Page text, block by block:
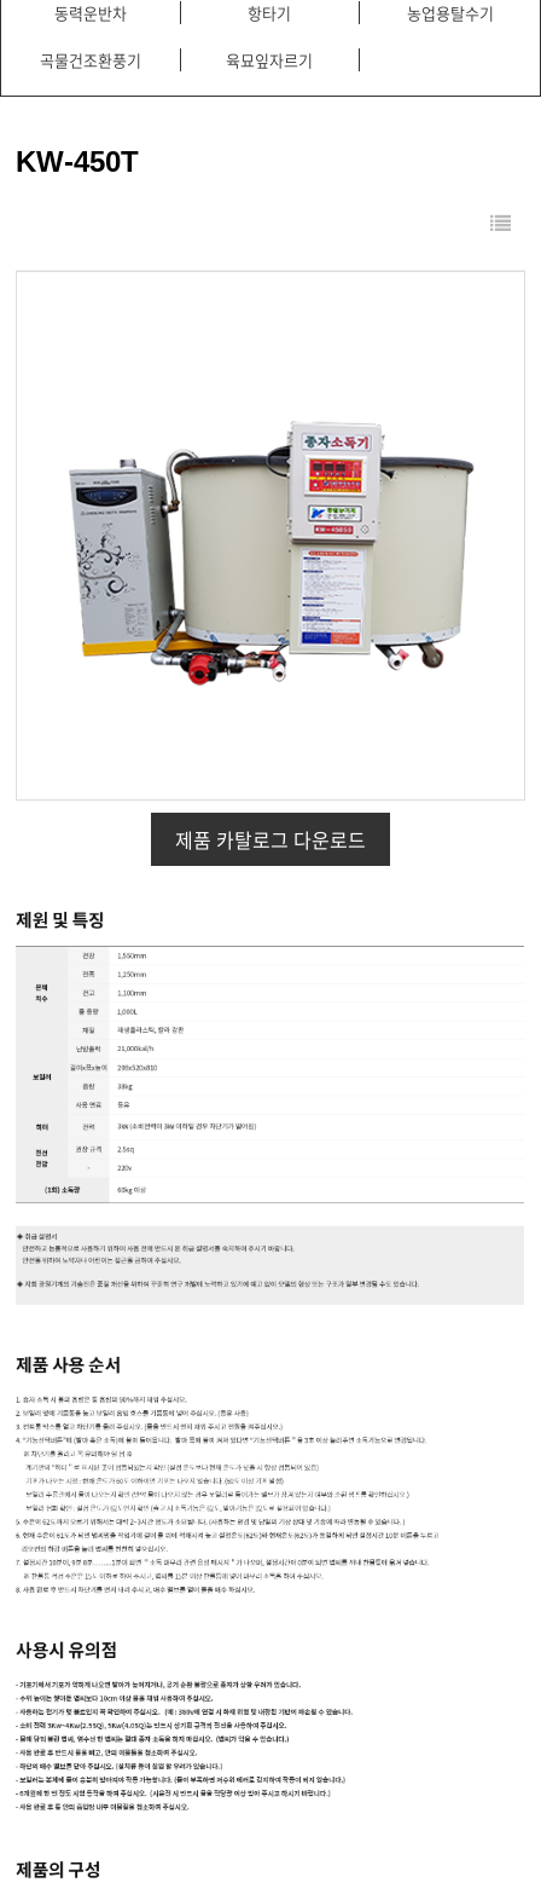
동력운반차 항타기 농업용탈수기
곡물건조환풍기 육묘잎자르기
KW-450T
제품 카탈로그 다운로드